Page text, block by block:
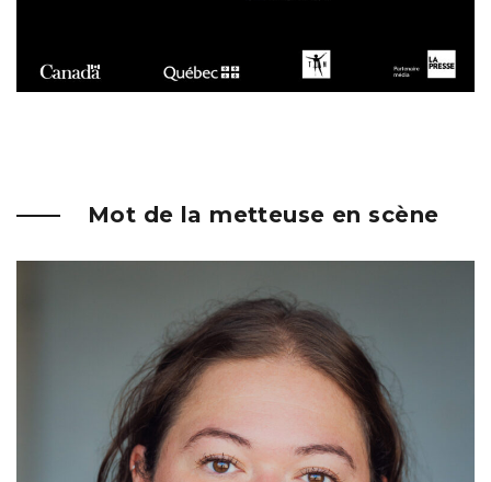
Mot de la metteuse en scène